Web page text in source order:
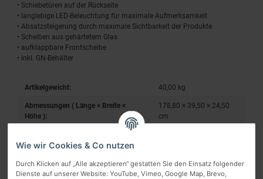
• Schiebetüren auf der Rückseite
• langlebige LED-Beleuchtung für maximale Aufmerksamkeit
• Absatzsteigerung durch maximale Sichtbarkeit der Produkte
• Scheiben aus gehärtetem Glas
• aufklappbare Frontscheibe
• inkl. GN-Behälter
Artikelgewicht: 40,00 kg
Abmessungen ( Länge × Breite ×
Höhe ):
178,80 × 39,50 × 24,50
cm
Wie wir Cookies & Co nutzen
Durch Klicken auf „Alle akzeptieren“ gestatten Sie den Einsatz folgender
Dienste auf unserer Website: YouTube, Vimeo, Google Map, Brevo,